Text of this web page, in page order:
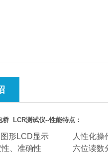
桥 LCR测试仪--性能特点：
形 LCD显示
、准确性
人性化操
六位读数